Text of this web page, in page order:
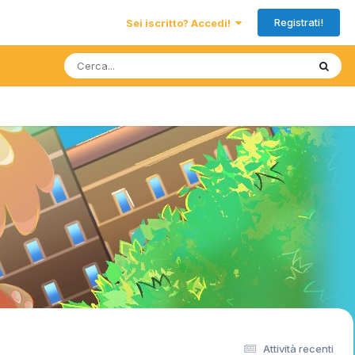
Sei iscritto? Accedi! Registrati!
Attività recenti